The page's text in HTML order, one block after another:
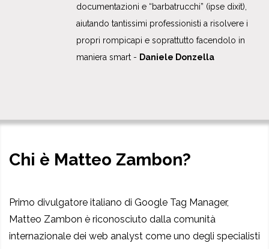
documentazioni e “barbatrucchi” (ipse dixit),
aiutando tantissimi professionisti a risolvere i
propri rompicapi e soprattutto facendolo in
maniera smart - Daniele Donzella
Chi è Matteo Zambon?
Primo divulgatore italiano di Google Tag Manager,
Matteo Zambon è riconosciuto dalla comunità
internazionale dei web analyst come uno degli specialisti